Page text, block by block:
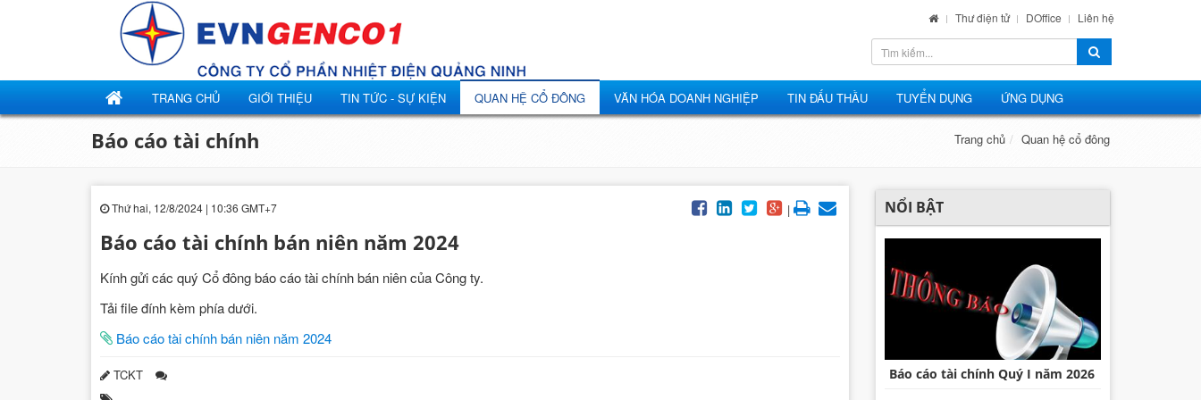
Thư điện tử DOffice Liên hệ
TRANG CHỦ GIỚI THIỆU TIN TỨC - SỰ KIỆN QUAN HỆ CỔ ĐÔNG VĂN HÓA DOANH NGHIỆP TIN ĐẤU THẦU TUYỂN DỤNG ỨNG DỤNG
Báo cáo tài chính Trang chủ Quan hệ cổ đông
Thứ hai, 12/8/2024 | 10:36 GMT+7 |
Báo cáo tài chính bán niên năm 2024
Kính gửi các quý Cổ đông báo cáo tài chính bán niên của Công ty.
Tải file đính kèm phía dưới.
Báo cáo tài chính bán niên năm 2024
TCKT
NỔI BẬT
Báo cáo tài chính Quý I năm 2026